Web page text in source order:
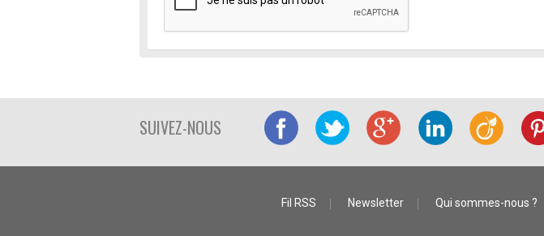
SUIVEZ-NOUS
Fil RSS Newsletter Qui sommes-nous ?